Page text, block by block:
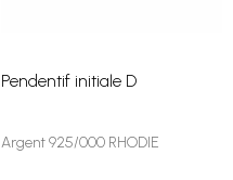
Pendentif initiale D
Argent 925/000 RHODIE